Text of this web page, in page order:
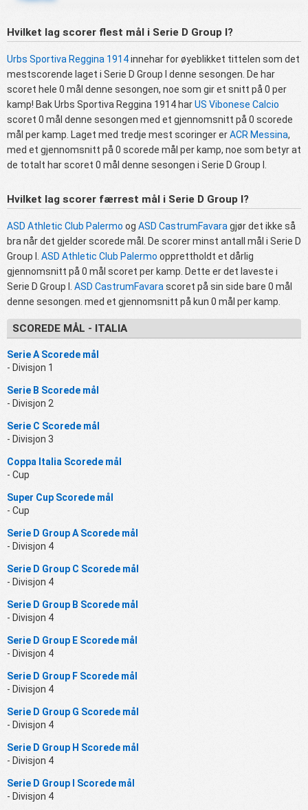
Hvilket lag scorer flest mål i Serie D Group I?
Urbs Sportiva Reggina 1914innehar for øyeblikket tittelen som det
mestscorende laget i Serie D Group I denne sesongen. De har
scoret hele 0 mål denne sesongen, noe som gir et snitt på 0 per
kamp! Bak Urbs Sportiva Reggina 1914 harUS Vibonese Calcio
scoret 0 mål denne sesongen med et gjennomsnitt på 0 scorede
mål per kamp. Laget med tredje mest scoringer erACR Messina,
med et gjennomsnitt på 0 scorede mål per kamp, noe som betyr at
de totalt har scoret 0 mål denne sesongen i Serie D Group I.
Hvilket lag scorer færrest mål i Serie D Group I?
ASD Athletic Club Palermo og ASD CastrumFavara gjør det ikke så
bra når det gjelder scorede mål. De scorer minst antall mål i Serie D
Group I. ASD Athletic Club Palermo opprettholdt et dårlig
gjennomsnitt på 0 mål scoret per kamp. Dette er det laveste i
Serie D Group I. ASD CastrumFavara scoret på sin side bare 0 mål
denne sesongen. med et gjennomsnitt på kun 0 mål per kamp.
SCOREDE MÅL - ITALIA
Serie A Scorede mål
- Divisjon 1
Serie B Scorede mål
- Divisjon 2
Serie C Scorede mål
- Divisjon 3
Coppa Italia Scorede mål
- Cup
Super Cup Scorede mål
- Cup
Serie D Group A Scorede mål
- Divisjon 4
Serie D Group C Scorede mål
- Divisjon 4
Serie D Group B Scorede mål
- Divisjon 4
Serie D Group E Scorede mål
- Divisjon 4
Serie D Group F Scorede mål
- Divisjon 4
Serie D Group G Scorede mål
- Divisjon 4
Serie D Group H Scorede mål
- Divisjon 4
Serie D Group I Scorede mål
- Divisjon 4